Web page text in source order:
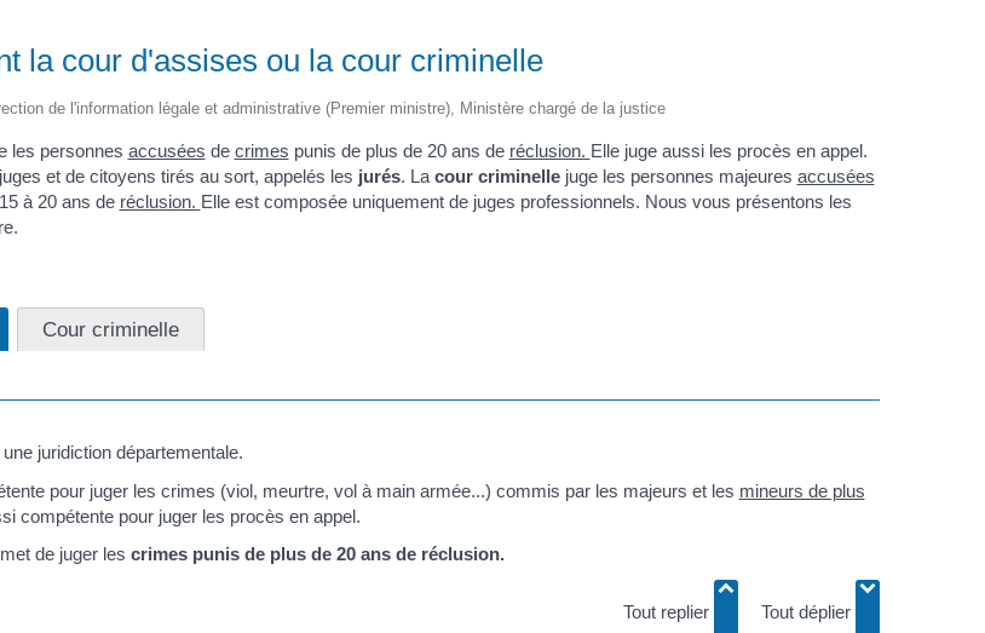
la cour d'assises ou la cour criminelle
de l'information légale et administrative (Premier ministre), Ministère chargé de la justice
les personnes accusées de crimes punis de plus de 20 ans de réclusion. Elle juge aussi les procès en appel.
et de citoyens tirés au sort, appelés les jurés. La cour criminellejuge les personnes majeures accusées
à 20 ans de réclusion. Elle est composée uniquement de juges professionnels. Nous vous présentons les
Cour criminelle
juridiction départementale.
pour juger les crimes (viol, meurtre, vol à main armée...) commis par les majeurs et les mineurs de plus
compétente pour juger les procès en appel.
de juger les crimes punis de plus de 20 ans de réclusion.
Tout replier Tout déplier